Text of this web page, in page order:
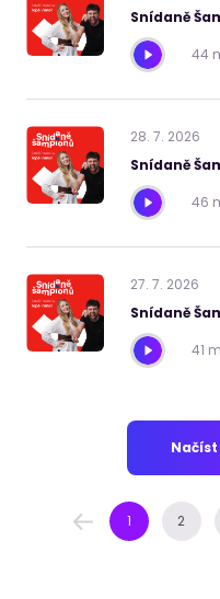
Snídaně
44
28. 7. 2026
Snídaně
46
27. 7. 2026
Snídaně
41
1 2